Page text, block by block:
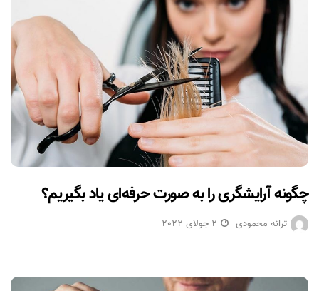
چگونه آرایشگری را به صورت حرفه‌ای یاد بگیریم؟
ترانه محمودی 2 جولای 2022